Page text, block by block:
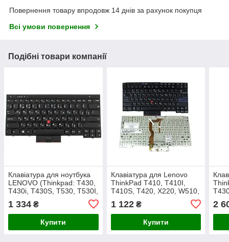
Повернення товару впродовж 14 днів за рахунок покупця
Всі умови повернення
Подібні товари компанії
Клавіатура для ноутбука
LENOVO (Thinkpad: T430,
T430i, T430S, T530, T530I,
X230, X230i, X230S) rus,
black
1 334 ₴
Купити
Клавіатура для Lenovo
ThinkPad T410, T410I,
T410S, T420, X220, W510,
T510, T520 ( RU BLACK ).
Оригінал.
1 122₴
Купити
(RU
2